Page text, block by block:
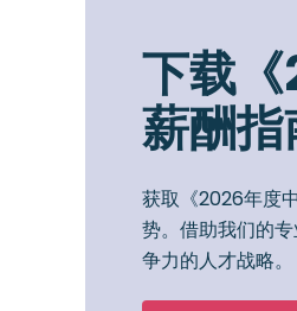
下载
薪酬指
获取《2026年度
势。借助我们的
争力的人才战略。